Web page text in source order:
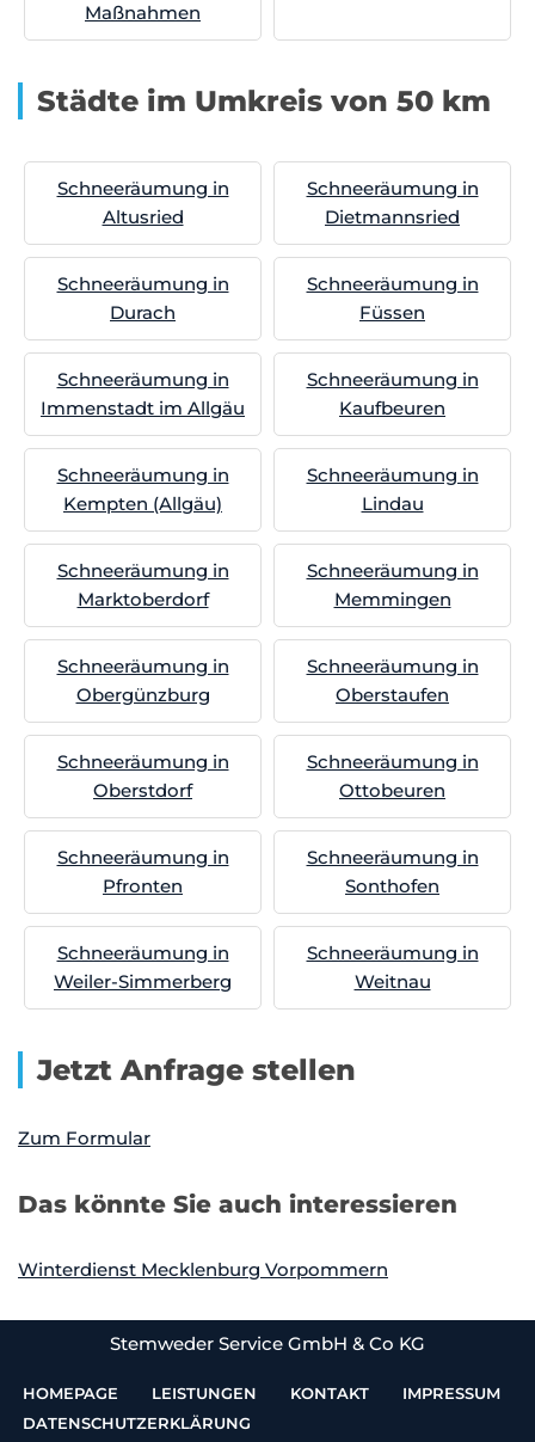
Maßnahmen
Städte im Umkreis von 50 km
Schneeräumung in
Altusried
Schneeräumung in
Dietmannsried
Schneeräumung in
Durach
Schneeräumung in
Füssen
Schneeräumung in
Immenstadt im Allgäu
Schneeräumung in
Kaufbeuren
Schneeräumung in
Kempten (Allgäu)
Schneeräumung in
Lindau
Schneeräumung in
Marktoberdorf
Schneeräumung in
Memmingen
Schneeräumung in
Obergünzburg
Schneeräumung in
Oberstaufen
Schneeräumung in
Oberstdorf
Schneeräumung in
Ottobeuren
Schneeräumung in
Pfronten
Schneeräumung in
Sonthofen
Schneeräumung in
Weiler-Simmerberg
Schneeräumung in
Weitnau
Jetzt Anfrage stellen
Zum Formular
Das könnte Sie auch interessieren
Winterdienst Mecklenburg Vorpommern
Stemweder Service GmbH & Co KG
HOMEPAGE LEISTUNGEN KONTAKT
IMPRESSUM
DATENSCHUTZERKLÄRUNG